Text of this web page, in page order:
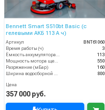
Bennett Smart S510bt Basic (с
гелевыми АКБ 113 А ч)
Артикул
BNT61060
Время работы (ч)
3
113
550
Разряжение (мБар)
160
800
Цена
357 000 руб.